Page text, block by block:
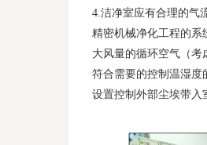
4.洁净室应有合理的气
精密机械净化工程的系
大风量的循环空气（考
符合需要的控制温湿度
设置控制外部尘埃带入